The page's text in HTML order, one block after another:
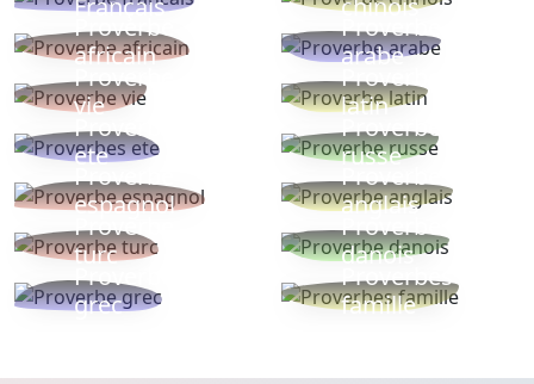
Proverbe
africain
Proverbe
arabe
Proverbe
vie
Proverbe
latin
Proverbes
ete
Proverbe
russe
Proverbe
espagnol
Proverbe
anglais
Proverbe
turc
Proverbe
danois
Proverbe
grec
Proverbes
famille